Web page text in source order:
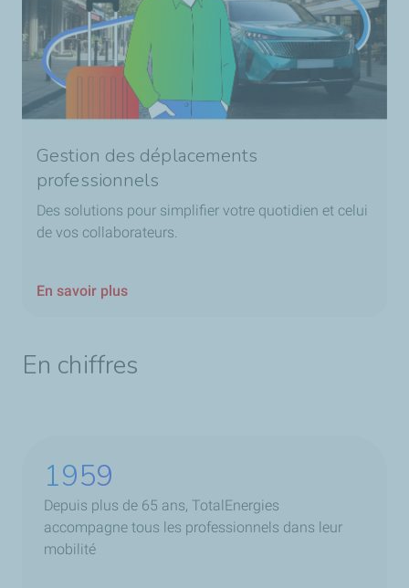
Gestion des déplacements
professionnels
Des solutions pour simplifier votre quotidien et celui
de vos collaborateurs.
En savoir plus
En chiffres
1959
Depuis plus de 65 ans, TotalEnergies
accompagne tous les professionnels dans leur
mobilité